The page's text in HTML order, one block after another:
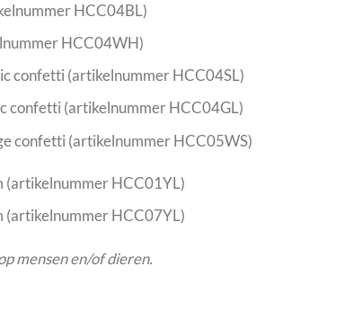
HCC04BL)
HCC04WH)
confetti (artikelnummer HCC04SL)
confetti (artikelnummer HCC04GL)
confetti (artikelnummer HCC05WS)
(artikelnummer HCC01YL)
(artikelnummer HCC07YL)
mensen en/of dieren.